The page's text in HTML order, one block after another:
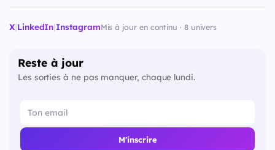
X|LinkedIn|InstagramMis à jour en continu · 8 univers
Reste à jour
Les sorties à ne pas manquer, chaque lundi.
M'inscrire